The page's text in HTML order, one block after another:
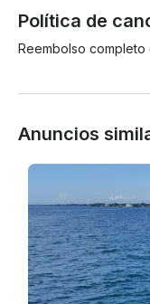
Política de
Reembolso completo
Anuncios